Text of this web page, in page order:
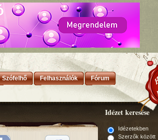
Szófelhő Felhasználók Fórum
Idézet keresése
Idézetekben
Szerzők között